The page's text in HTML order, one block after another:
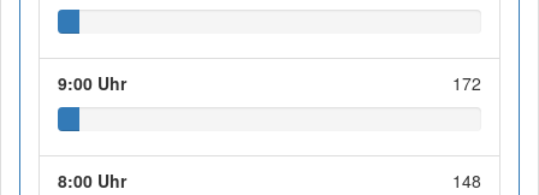
9:00 Uhr 172
8:00 Uhr 148